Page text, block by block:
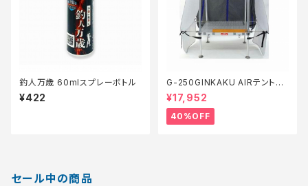
釣人万歳 60mlスプレーボトル
¥422
G-250GINKAKU AIRテント
【特価装備】【40】
¥17,952
40%OFF
セール中の商品